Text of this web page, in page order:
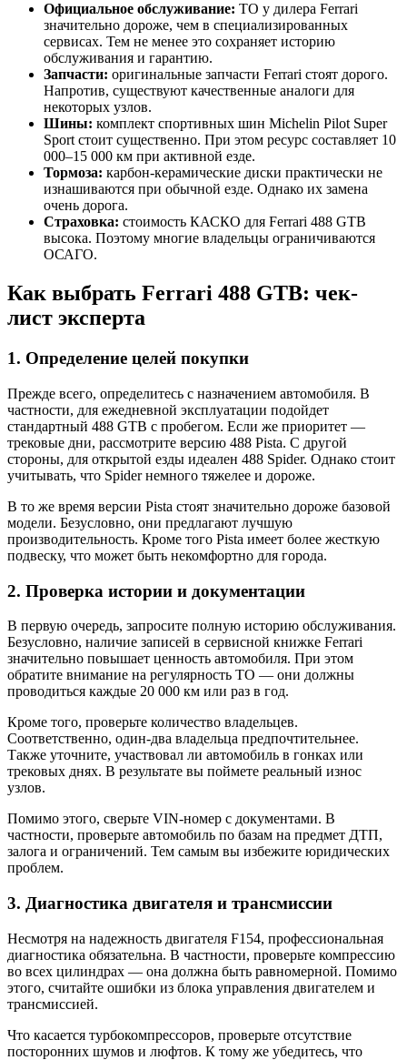
Официальное обслуживание: ТО у дилера Ferrari
значительно дороже, чем в специализированных
сервисах. Тем не менее это сохраняет историю
обслуживания и гарантию.
Запчасти: оригинальные запчасти Ferrari стоят дорого.
Напротив, существуют качественные аналоги для
некоторых узлов.
Шины: комплект спортивных шин Michelin Pilot Super
Sport стоит существенно. При этом ресурс составляет 10
000–15 000 км при активной езде.
Тормоза: карбон-керамические диски практически не
изнашиваются при обычной езде. Однако их замена
очень дорога.
Страховка: стоимость КАСКО для Ferrari 488 GTB
высока. Поэтому многие владельцы ограничиваются
ОСАГО.
Как выбрать Ferrari 488 GTB: чек-
лист эксперта
1. Определение целей покупки
Прежде всего, определитесь с назначением автомобиля. В
частности, для ежедневной эксплуатации подойдет
стандартный 488 GTB с пробегом. Если же приоритет —
трековые дни, рассмотрите версию 488 Pista. С другой
стороны, для открытой езды идеален 488 Spider. Однако стоит
учитывать, что Spider немного тяжелее и дороже.
В то же время версии Pista стоят значительно дороже базовой
модели. Безусловно, они предлагают лучшую
производительность. Кроме того Pista имеет более жесткую
подвеску, что может быть некомфортно для города.
2. Проверка истории и документации
В первую очередь, запросите полную историю обслуживания.
Безусловно, наличие записей в сервисной книжке Ferrari
значительно повышает ценность автомобиля. При этом
обратите внимание на регулярность ТО — они должны
проводиться каждые 20 000 км или раз в год.
Кроме того, проверьте количество владельцев.
Соответственно, один-два владельца предпочтительнее.
Также уточните, участвовал ли автомобиль в гонках или
трековых днях. В результате вы поймете реальный износ
узлов.
Помимо этого, сверьте VIN-номер с документами. В
частности, проверьте автомобиль по базам на предмет ДТП,
залога и ограничений. Тем самым вы избежите юридических
проблем.
3. Диагностика двигателя и трансмиссии
Несмотря на надежность двигателя F154, профессиональная
диагностика обязательна. В частности, проверьте компрессию
во всех цилиндрах — она должна быть равномерной. Помимо
этого, считайте ошибки из блока управления двигателем и
трансмиссией.
Что касается турбокомпрессоров, проверьте отсутствие
посторонних шумов и люфтов. К тому же убедитесь, что